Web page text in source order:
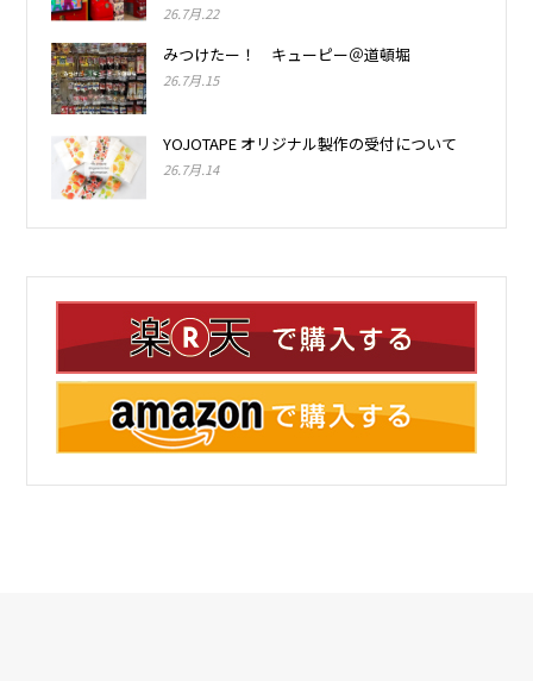
26.7月.22
みつけたー！ キューピー＠道頓堀
26.7月.15
YOJOTAPE オリジナル製作の受付について
26.7月.14